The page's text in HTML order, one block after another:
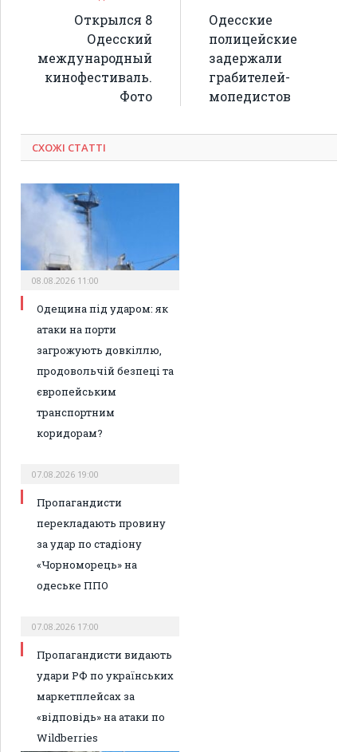
Открылся 8
Одесский
международный
кинофестиваль.
Фото
Одесские
полицейские
задержали
грабителей-
мопедистов
СХОЖІ СТАТТІ
08.08.2026 11:00
Одещина під ударом: як
атаки на порти
загрожують довкіллю,
продовольчій безпеці та
європейським
транспортним
коридорам?
07.08.2026 19:00
Пропагандисти
перекладають провину
за удар по стадіону
«Чорноморець» на
одеське ППО
07.08.2026 17:00
Пропагандисти видають
удари РФ по українських
маркетплейсах за
«відповідь» на атаки по
Wildberries